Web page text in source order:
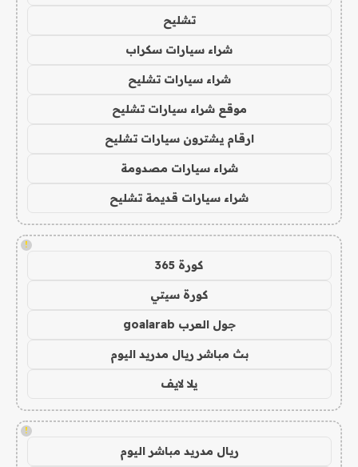
تشليح
شراء سيارات سكراب
شراء سيارات تشليح
موقع شراء سيارات تشليح
ارقام يشترون سيارات تشليح
شراء سيارات مصدومة
شراء سيارات قديمة تشليح
!
كورة 365
كورة سيتي
جول العرب goalarab
بث مباشر ريال مدريد اليوم
يلا لايف
!
ريال مدريد مباشر اليوم